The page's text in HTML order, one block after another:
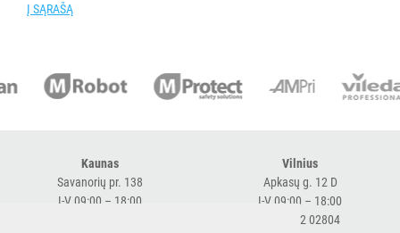
KOSMETIKA
VIEŠBUČIAMS
ĮRANGA
Į SĄRAŠĄ
Kaunas
Savanorių pr. 138
I-V 09:00 – 18:00
Vilnius
Apkasų g. 12 D
I-V 09:00 – 18:00
+370 682 02804